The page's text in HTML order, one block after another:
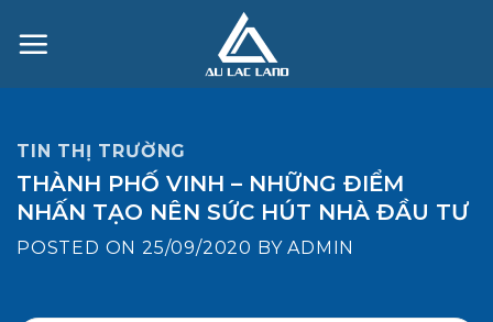
TIN THỊ TRƯỜNG
THÀNH PHỐ VINH – NHỮNG ĐIỂM
NHẤN TẠO NÊN SỨC HÚT NHÀ ĐẦU TƯ
POSTED ON25/09/2020 BYADMIN